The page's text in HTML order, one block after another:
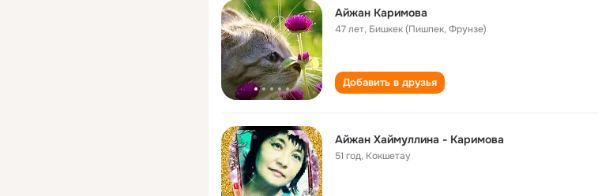
Айжан Каримова
47 лет, Бишкек (Пишпек, Фрунзе)
Добавить в друзья
Айжан Хаймуллина - Каримова
51 год, Кокшетау